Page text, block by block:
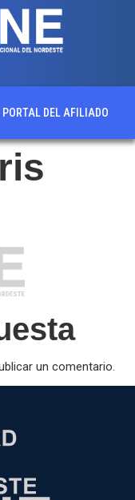
PORTAL DEL AFILIADO
un comentario.